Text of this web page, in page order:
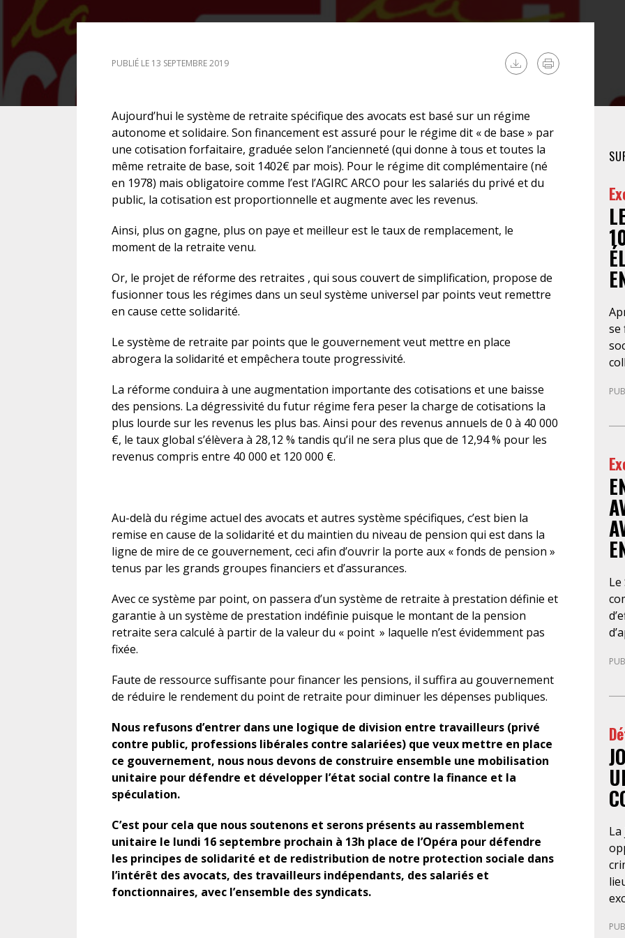
DROIT DES MINEURS
DROIT INTERNATIONAL
PUBLIÉ LE 13 SEPTEMBRE 2019
Aujourd’hui le système de retraite spécifique des avocats est basé sur un régime
autonome et solidaire. Son financement est assuré pour le régime dit « de base » par
une cotisation forfaitaire, graduée selon l’ancienneté (qui donne à tous et toutes la
même retraite de base, soit 1402€ par mois). Pour le régime dit complémentaire (né
en 1978) mais obligatoire comme l’est l’AGIRC ARCO pour les salariés du privé et du
public, la cotisation est proportionnelle et augmente avec les revenus.
Ainsi, plus on gagne, plus on paye et meilleur est le taux de remplacement, le
moment de la retraite venu.
Or, le projet de réforme des retraites , qui sous couvert de simplification, propose de
fusionner tous les régimes dans un seul système universel par points veut remettre
en cause cette solidarité.
Le système de retraite par points que le gouvernement veut mettre en place
abrogera la solidarité et empêchera toute progressivité.
La réforme conduira à une augmentation importante des cotisations et une baisse
des pensions. La dégressivité du futur régime fera peser la charge de cotisations la
plus lourde sur les revenus les plus bas. Ainsi pour des revenus annuels de 0 à 40 000
€, le taux global s’élèvera à 28,12 % tandis qu’il ne sera plus que de 12,94 % pour les
revenus compris entre 40 000 et 120 000 €.
Au-delà du régime actuel des avocats et autres système spécifiques, c’est bien la
remise en cause de la solidarité et du maintien du niveau de pension qui est dans la
ligne de mire de ce gouvernement, ceci afin d’ouvrir la porte aux « fonds de pension »
tenus par les grands groupes financiers et d’assurances.
Avec ce système par point, on passera d’un système de retraite à prestation définie et
garantie à un système de prestation indéfinie puisque le montant de la pension
retraite sera calculé à partir de la valeur du « point » laquelle n’est évidemment pas
fixée.
Faute de ressource suffisante pour financer les pensions, il suffira au gouvernement
de réduire le rendement du point de retraite pour diminuer les dépenses publiques.
Nous refusons d’entrer dans une logique de division entre travailleurs (privé
contre public, professions libérales contre salariées) que veux mettre en place
ce gouvernement, nous nous devons de construire ensemble une mobilisation
unitaire pour défendre et développer l’état social contre la finance et la
spéculation.
C’est pour cela que nous soutenons et serons présents au rassemblement
unitaire le lundi 16 septembre prochain à 13h place de l’Opéra pour défendre
les principes de solidarité et de redistribution de notre protection sociale dans
l’intérêt des avocats, des travailleurs indépendants, des salariés et
fonctionnaires, avec l’ensemble des syndicats.
se
du
du
en